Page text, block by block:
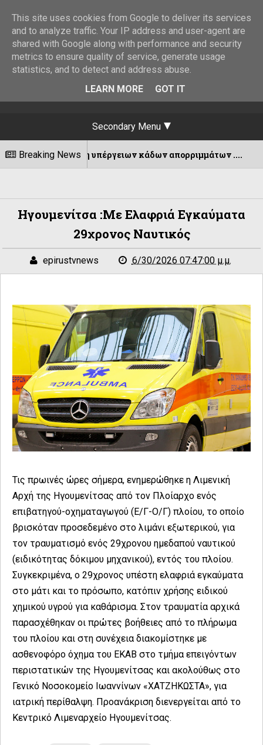
Secondary Menu
Breaking News
υπέργειων κάδων απορριμμάτων ....
Ηγουμενίτσα :Με Ελαφριά Εγκαύματα
29χρονος Ναυτικός
epirustvnews 6/30/2026 07:47:00 μ.μ.
Τις πρωινές ώρες σήμερα, ενημερώθηκε η Λιμενική
Αρχή της Ηγουμενίτσας από τον Πλοίαρχο ενός
επιβατηγού-οχηματαγωγού (Ε/Γ-Ο/Γ) πλοίου, το οποίο
βρισκόταν προσεδεμένο στο λιμάνι εξωτερικού, για
τον τραυματισμό ενός 29χρονου ημεδαπού ναυτικού
(ειδικότητας δόκιμου μηχανικού), εντός του πλοίου.
Συγκεκριμένα, ο 29χρονος υπέστη ελαφριά εγκαύματα
στο μάτι και το πρόσωπο, κατόπιν χρήσης ειδικού
χημικού υγρού για καθάρισμα. Στον τραυματία αρχικά
παρασχέθηκαν οι πρώτες βοήθειες από το πλήρωμα
του πλοίου και στη συνέχεια διακομίστηκε με
ασθενοφόρο όχημα του ΕΚΑΒ στο τμήμα επειγόντων
περιστατικών της Ηγουμενίτσας και ακολούθως στο
Γενικό Νοσοκομείο Ιωαννίνων «ΧΑΤΖΗΚΩΣΤΑ», για
ιατρική περίθαλψη. Προανάκριση διενεργείται από το
Κεντρικό Λιμεναρχείο Ηγουμενίτσας.
This site uses cookies from Google to deliver its services
and to analyze traffic. Your IP address and user-agent are
shared with Google along with performance and security
metrics to ensure quality of service, generate usage
statistics, and to detect and address abuse.
LEARN MORE
GOT IT